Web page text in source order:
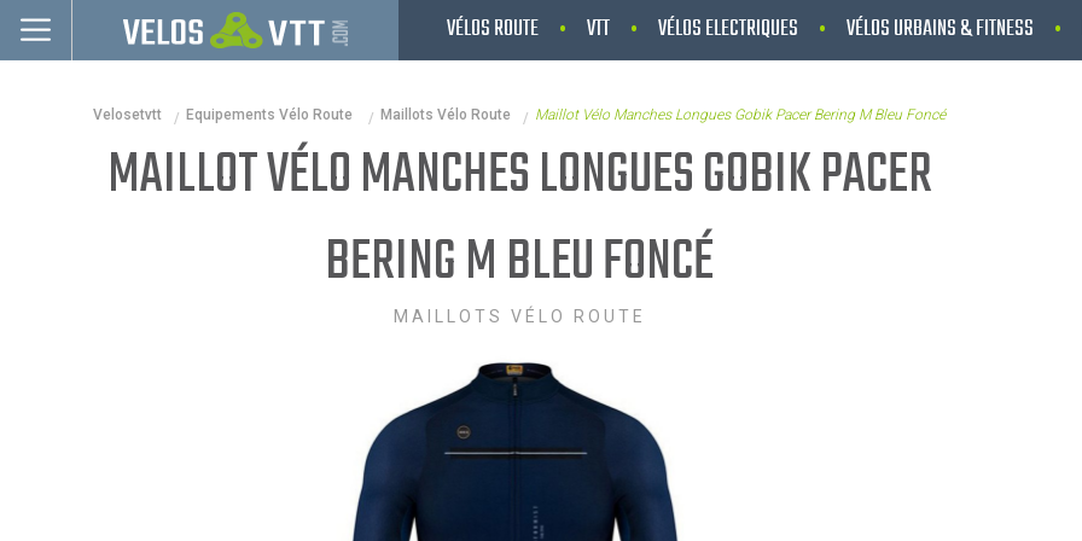
VÉLOS ROUTE VTT VÉLOS ELECTRIQUES VÉLOS URBAINS & FITNESS
Velosetvtt Equipements Vélo Route Maillots Vélo Route Maillot Vélo Manches Longues Gobik Pacer Bering M Bleu Foncé
MAILLOT VÉLO MANCHES LONGUES GOBIK PACER
BERING M BLEU FONCÉ
MAILLOTS VÉLO ROUTE